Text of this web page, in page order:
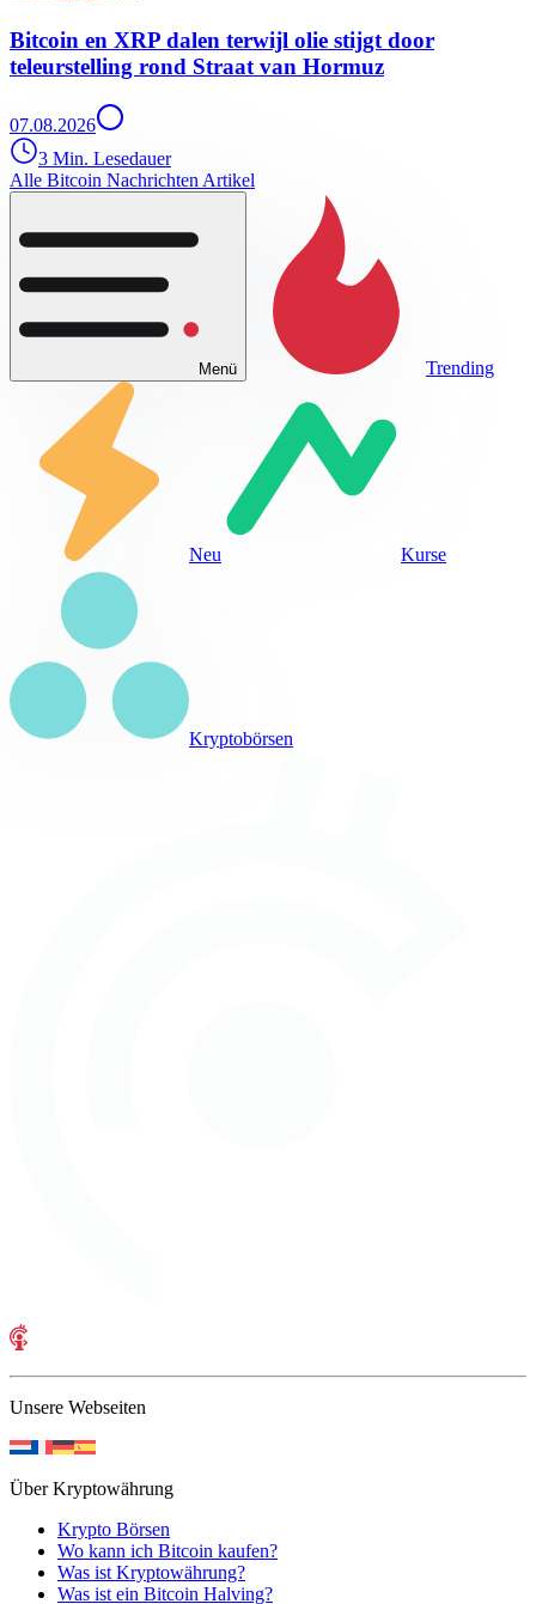
Bitcoin en XRP dalen terwijl olie stijgt door
teleurstelling rond Straat van Hormuz
07.08.2026
3 Min. Lesedauer
Alle Bitcoin Nachrichten Artikel
Menü Trending
Neu Kurse
Kryptobörsen
Unsere Webseiten
Über Kryptowährung
Krypto Börsen
Wo kann ich Bitcoin kaufen?
Was ist Kryptowährung?
Was ist ein Bitcoin Halving?